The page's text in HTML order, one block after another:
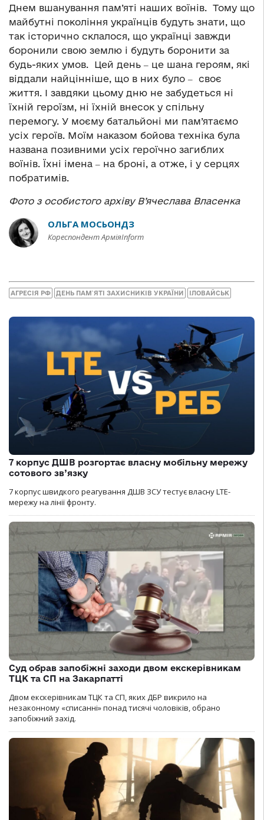
Днем вшанування пам’яті наших воїнів. Тому що
майбутні покоління українців будуть знати, що
так історично склалося, що українці завжди
боронили свою землю і будуть боронити за
будь-яких умов. Цей день ‒ це шана героям, які
віддали найцінніше, що в них було ‒ своє
життя. І завдяки цьому дню не забудеться ні
їхній героїзм, ні їхній внесок у спільну
перемогу. У моєму батальйоні ми пам’ятаємо
усіх героїв. Моїм наказом бойова техніка була
названа позивними усіх героїчно загиблих
воїнів. Їхні імена ‒ на броні, а отже, і у серцях
побратимів.
Фото з особистого архіву В’ячеслава Власенка
ОЛЬГА МОСЬОНДЗ
Кореспондент АрміяInform
АГРЕСІЯ РФ ДЕНЬ ПАМ`ЯТІ ЗАХИСНИКІВ УКРАЇНИ ІЛОВАЙСЬК
7 корпус ДШВ розгортає власну мобільну мережу
сотового зв’язку
7 корпус швидкого реагування ДШВ ЗСУ тестує власну LTE-
мережу на лінії фронту.
Суд обрав запобіжні заходи двом екскерівникам
ТЦК та СП на Закарпатті
Двом екскерівникам ТЦК та СП, яких ДБР викрило на
незаконному «списанні» понад тисячі чоловіків, обрано
запобіжний захід.